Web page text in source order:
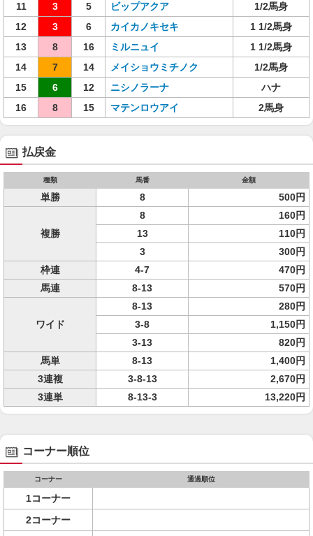
11
3 5 ビップアクア
1/2馬身
12
3 6 カイカノキセキ
1 1/2馬身
13
8 16 ミルニュイ
1 1/2馬身
14
7 14 メイショウミチノク
1/2馬身
15
6 12 ニシノラーナ
ハナ
16
8 15 マテンロウアイ 2馬身
払戻金
種類 馬番 金額
単勝 8 500円
複勝
8
160円
13
110円
3
300円
枠連
4-7
470円
馬連
8-13 570円
ワイド
8-13
280円
3-8
1,150円
3-13
820円
馬単
8-13
1,400円
3連複
3-8-13
2,670円
3連単
8-13-3 13,220円
コーナー順位
コーナー 通過順位
1コーナー
2コーナー